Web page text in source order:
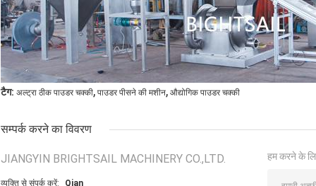
टैग: अल्ट्रा ठीक पाउडर चक्की, पाउडर पीसने की मशीन, औद्योगिक पाउडर चक्की
सम्पर्क करने का विवरण
JIANGYIN BRIGHTSAIL MACHINERY CO.,LTD.
व्यक्ति से संपर्क करें: Qian
हम करने के